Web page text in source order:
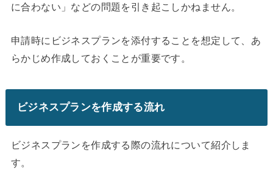
に合わない」などの問題を引き起こしかねません。
申請時にビジネスプランを添付することを想定して、あ
らかじめ作成しておくことが重要です。
ビジネスプランを作成する流れ
ビジネスプランを作成する際の流れについて紹介しま
す。